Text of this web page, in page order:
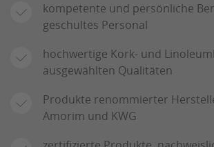
kompetente und persönliche
geschultes Personal
hochwertige Kork- und
ausgewählten Qualitäten
Produkte renommierter
Amorim und KWG